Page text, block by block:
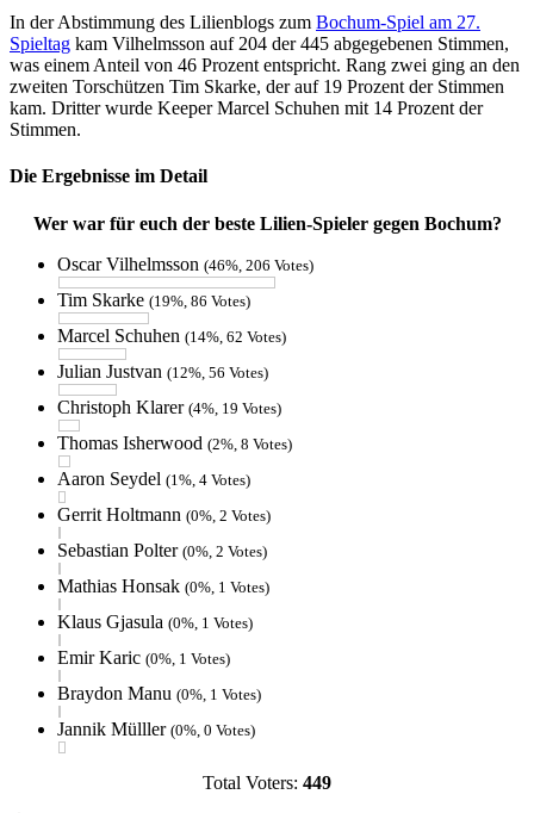
In der Abstimmung des Lilienblogs zum Bochum-Spiel am 27.
Spieltag kam Vilhelmsson auf 204 der 445 abgegebenen Stimmen,
was einem Anteil von 46 Prozent entspricht. Rang zwei ging an den
zweiten Torschützen Tim Skarke, der auf 19 Prozent der Stimmen
kam. Dritter wurde Keeper Marcel Schuhen mit 14 Prozent der
Stimmen.
Die Ergebnisse im Detail
Wer war für euch der beste Lilien-Spieler gegen Bochum?
Oscar Vilhelmsson (46%, 206 Votes)
Tim Skarke (19%, 86 Votes)
Marcel Schuhen (14%, 62 Votes)
Julian Justvan (12%, 56 Votes)
Christoph Klarer (4%, 19 Votes)
Thomas Isherwood (2%, 8 Votes)
Aaron Seydel (1%, 4 Votes)
Gerrit Holtmann (0%, 2 Votes)
Sebastian Polter (0%, 2 Votes)
Mathias Honsak (0%, 1 Votes)
Klaus Gjasula (0%, 1 Votes)
Emir Karic (0%, 1 Votes)
Braydon Manu (0%, 1 Votes)
Jannik Mülller (0%, 0 Votes)
Total Voters: 449